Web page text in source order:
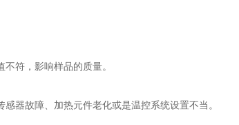
符，影响样品的质量。
故障、加热元件老化或是温控系统设置不当。